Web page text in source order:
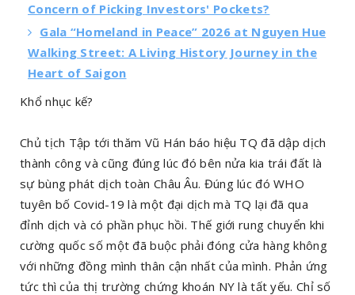
Concern of Picking Investors' Pockets?
Gala “Homeland in Peace” 2026 at Nguyen Hue
Walking Street: A Living History Journey in the
Heart of Saigon
Khổ nhục kế?
Chủ tịch Tập tới thăm Vũ Hán báo hiệu TQ đã dập dịch
thành công và cũng đúng lúc đó bên nửa kia trái đất là
sự bùng phát dịch toàn Châu Âu. Đúng lúc đó WHO
tuyên bố Covid-19 là một đại dịch mà TQ lại đã qua
đỉnh dịch và có phần phục hồi. Thế giới rung chuyển khi
cường quốc số một đã buộc phải đóng cửa hàng không
với những đồng mình thân cận nhất của mình. Phản ứng
tức thì của thị trường chứng khoán NY là tất yếu. Chỉ số